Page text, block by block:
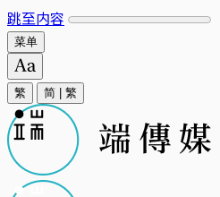
跳至内容
菜单
繁 简 繁